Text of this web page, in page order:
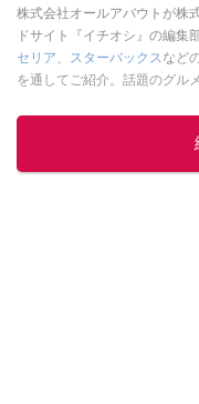
株式会社オールアバウトが株
ドサイト『イチオシ』の編集
セリア、 スターバックスなど
を通してご紹介。話題のグル
レビューしています。毎日ト
してくだ